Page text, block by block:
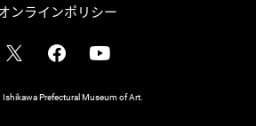
ンラインポリシー
Prefectural Museum of Art.